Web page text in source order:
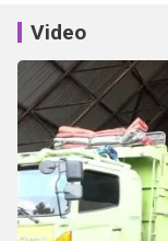
Video